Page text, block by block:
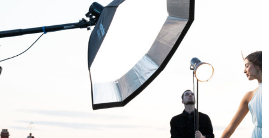
战，这就是为什么我们开
发LED F160的初衷 -- 是第
一支可以精确塑光的LED
灯。